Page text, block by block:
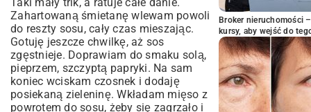
Zahartowaną śmietanę wlewam powoli
do reszty sosu, cały czas mieszając.
Gotuję jeszcze chwilkę, aż sos
zgęstnieje. Doprawiam do smaku solą,
pieprzem, szczyptą papryki. Na sam
koniec wciskam czosnek i dodaję
posiekaną zieleninę. Wkładam mięso z
powrotem do sosu, żeby się zagrzało i
Broker nieruchomości
kursy, aby wejść do